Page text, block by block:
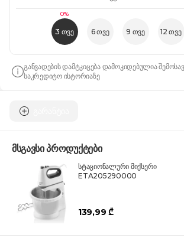
0%
3 თვე 6 თვე 9 თვე 12 თვე
განვადების დამტკიცება დამოკიდებულია
საკრედიტო ისტორიაზე
მსგავსი პროდუქტები
სტაციონალური მიქსერი
ETA205290000
139,99 ₾